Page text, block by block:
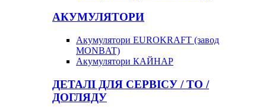
АКУМУЛЯТОРИ
Акумулятори EUROKRAFT (завод
MONBAT)
Акумулятори КАЙНАР
ДЕТАЛІ ДЛЯ СЕРВІСУ / ТО /
ДОГЛЯДУ